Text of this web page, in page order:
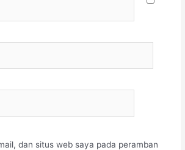
dan situs web saya pada peramban